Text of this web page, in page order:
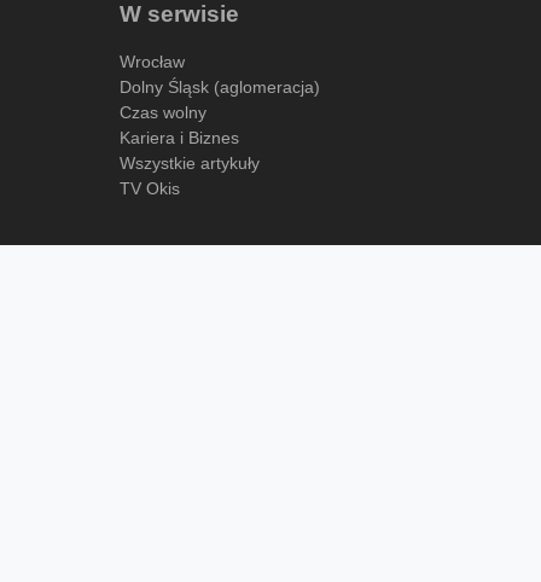
W serwisie
Wrocław
Dolny Śląsk (aglomeracja)
Czas wolny
Kariera i Biznes
Wszystkie artykuły
TV Okis